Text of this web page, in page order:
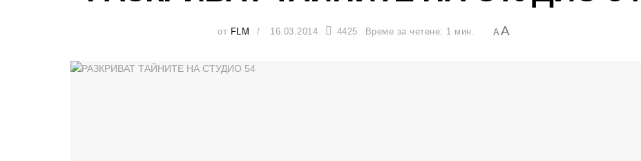
от FLM 16.03.2014 4425 Време за четене: 1 мин. AA